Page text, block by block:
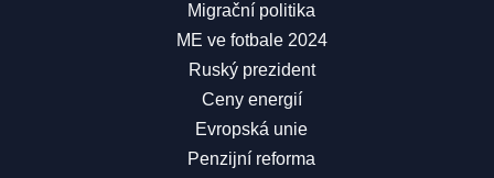
Migrační politika
ME ve fotbale 2024
Ruský prezident
Ceny energií
Evropská unie
Penzijní reforma